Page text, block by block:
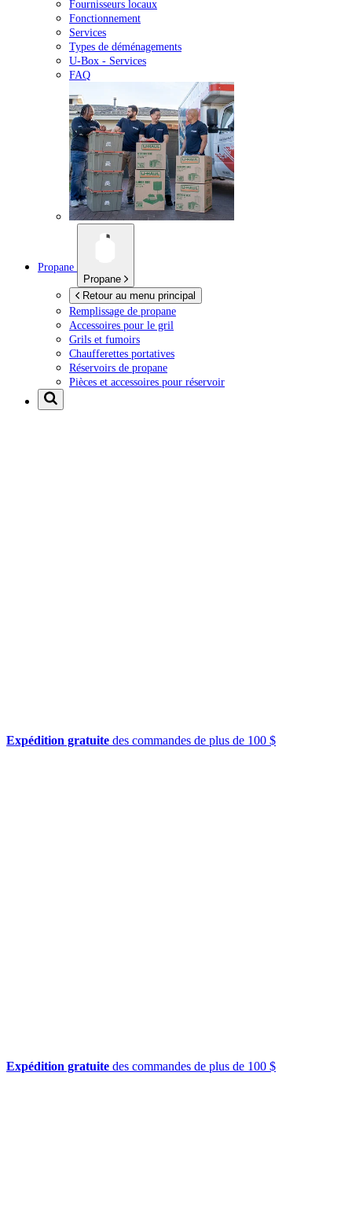
Fournisseurs locaux
Fonctionnement
Services
Types de déménagements
U-Box - Services
FAQ
Propane
Propane
Retour au menu principal
Remplissage de propane
Accessoires pour le gril
Grils et fumoirs
Chaufferettes portatives
Réservoirs de propane
Pièces et accessoires pour réservoir
Expédition gratuite des commandes de plus de 100 $
Expédition gratuite des commandes de plus de 100 $